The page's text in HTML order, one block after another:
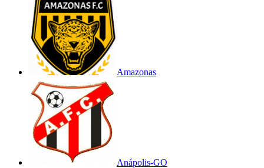
Amazonas
Anápolis-GO